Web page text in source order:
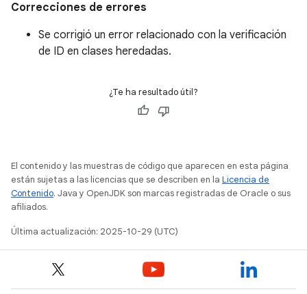
Correcciones de errores
Se corrigió un error relacionado con la verificación
de ID en clases heredadas.
¿Te ha resultado útil?
El contenido y las muestras de código que aparecen en esta página
están sujetas a las licencias que se describen en la Licencia de
Contenido. Java y OpenJDK son marcas registradas de Oracle o sus
afiliados.
Última actualización: 2025-10-29 (UTC)